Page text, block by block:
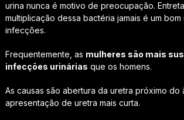
urina nunca é motivo de preocupação.
multiplicação dessa bactéria jamais é um bom
infecções.
Frequentemente, as mulheres são mais
infecções urinárias que os homens.
As causas são abertura da uretra próximo do
apresentação de uretra mais curta.